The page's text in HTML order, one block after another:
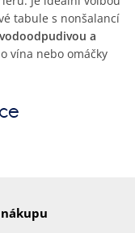
tabule s nonšalancí
vodoodpudivou a
vína nebo omáčky
nákupu